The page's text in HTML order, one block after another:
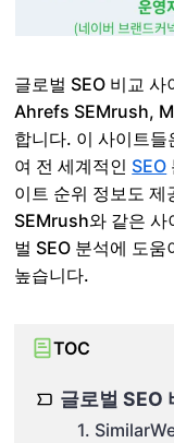
글로벌 SEO 비교
Ahrefs SEMrush,
합니다. 이 사이트
여 전 세계적인 SEO
이트 순위 정보도
SEMrush와 같은 사
벌 SEO 분석에 도
높습니다.
TOC
글로벌 SEO
1.